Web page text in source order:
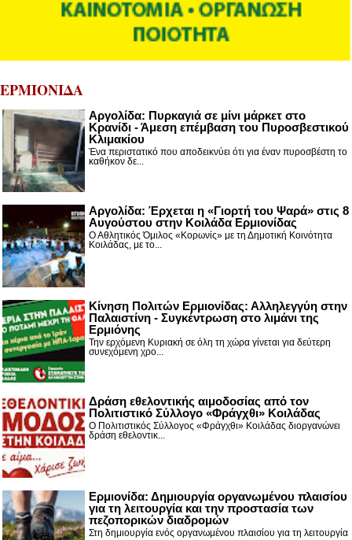
ΕΡΜΙΟΝΙΔΑ
Αργολίδα: Πυρκαγιά σε μίνι μάρκετ στο
Κρανίδι - Άμεση επέμβαση του Πυροσβεστικού
Κλιμακίου
Ένα περιστατικό που αποδεικνύει ότι για έναν πυροσβέστη το
καθήκον δε...
Αργολίδα: Έρχεται η «Γιορτή του Ψαρά» στις 8
Αυγούστου στην Κοιλάδα Ερμιονίδας
Ο Αθλητικός Όμιλος «Κορωνίς» με τη Δημοτική Κοινότητα
Κοιλάδας, με το...
Κίνηση Πολιτών Ερμιονίδας: Αλληλεγγύη στην
Παλαιστίνη - Συγκέντρωση στο λιμάνι της
Ερμιόνης
Την ερχόμενη Κυριακή σε όλη τη χώρα γίνεται για δεύτερη
συνεχόμενη χρο...
Δράση εθελοντικής αιμοδοσίας από τον
Πολιτιστικό Σύλλογο «Φράγχθι» Κοιλάδας
Ο Πολιτιστικός Σύλλογος «Φράγχθι» Κοιλάδας διοργανώνει
δράση εθελοντικ...
Ερμιονίδα: Δημιουργία οργανωμένου πλαισίου
για τη λειτουργία και την προστασία των
πεζοπορικών διαδρομών
Στη δημιουργία ενός οργανωμένου πλαισίου για τη λειτουργία